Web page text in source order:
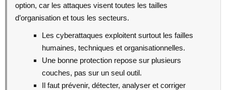
option, car les attaques visent toutes les tailles
d’organisation et tous les secteurs.
Les cyberattaques exploitent surtout les failles
humaines, techniques et organisationnelles.
Une bonne protection repose sur plusieurs
couches, pas sur un seul outil.
Il faut prévenir, détecter, analyser et corriger